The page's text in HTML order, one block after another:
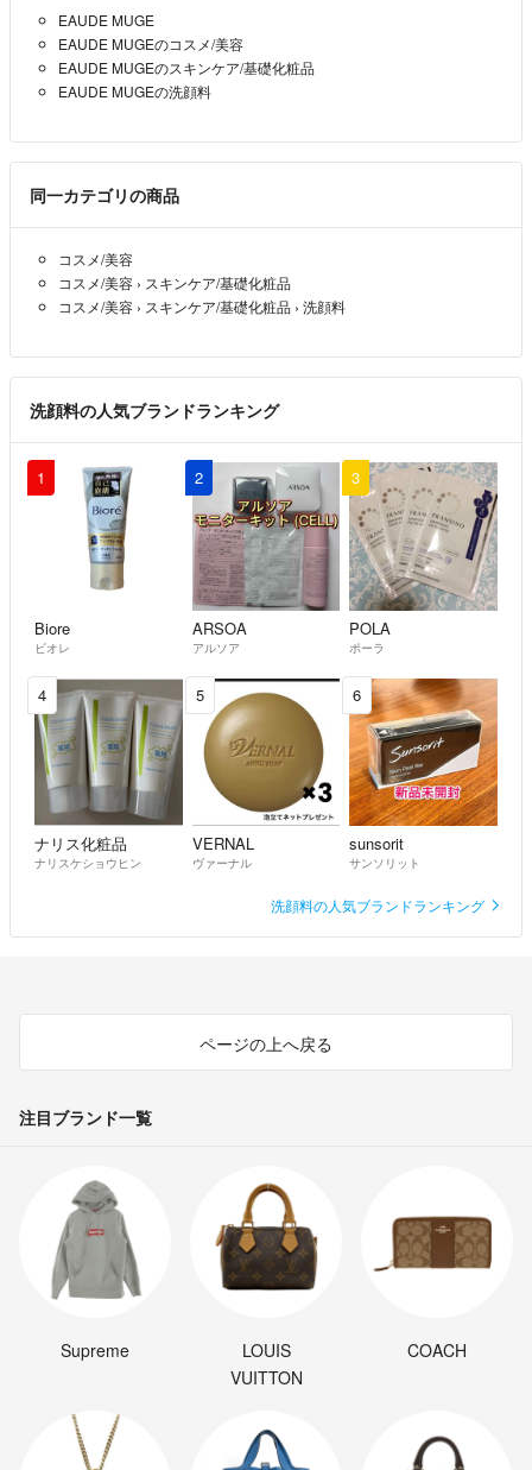
補償や追跡等ございませんので、不安な方は購入前に一度ご相談くださ
いませ。
※発送方法に関しては梱包後、サイズの関係で変更となる場合もござい
ます。
複数商品をご購入いただいた場合、発送先が同一のときは同梱させてい
ただくことがございます。
コンビニ支払いの方は購入後、お支払い予定日のご連絡をお願いいたし
ます。
商品発送準備の都合上、ご協力頂けますと幸いです。
※購入確認後すぐに発送準備に取り掛かる事や他サイトの出品を取り消
購入間違いにはくれぐれもご注意くださいませ。
梱包にはリサイクル品を使用する事がございます。
ここまでお読みくださり、ありがとうございました。
気持ちの良い取引を心がけますので、ご縁がありましたらよろしくお願
いいたします。
EAUDE MUGE
EAUDE MUGEのコスメ/美容
EAUDE MUGEのスキンケア/基礎化粧品
EAUDE MUGEの洗顔料
同一カテゴリの商品
コスメ/美容
コスメ/美容 › スキンケア/基礎化粧品
コスメ/美容 › スキンケア/基礎化粧品 › 洗顔料
洗顔料の人気ブランドランキング
1
Biore
ビオレ
2
ARSOA
アルソア
3
POLA
ポーラ
4
ナリス化粧品
ナリスケショウヒン
5
VERNAL
ヴァーナル
6
sunsorit
サンソリット
洗顔料の人気ブランドランキング
ページの上へ戻る
注目ブランド一覧
Supreme
LOUIS
VUITTON
COACH